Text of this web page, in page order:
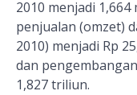
2010 menjadi
penjualan (omzet)
2010) menjadi Rp
dan
1,827 triliun.